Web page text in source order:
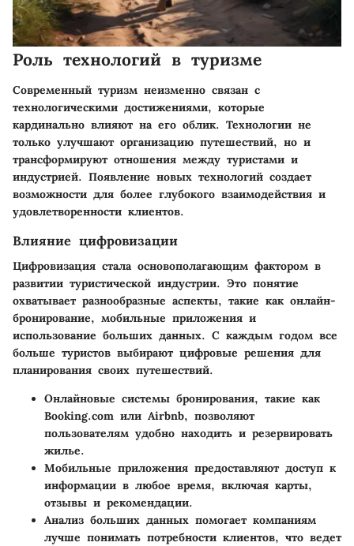
Роль технологий в туризме
Современный туризм неизменно связан с
технологическими достижениями, которые
кардинально влияют на его облик. Технологии не
только улучшают организацию путешествий, но и
трансформируют отношения между туристами и
индустрией. Появление новых технологий создает
возможности для более глубокого взаимодействия и
удовлетворенности клиентов.
Влияние цифровизации
Цифровизация стала основополагающим фактором в
развитии туристической индустрии. Это понятие
охватывает разнообразные аспекты, такие как онлайн-
бронирование, мобильные приложения и
использование больших данных. С каждым годом все
больше туристов выбирают цифровые решения для
планирования своих путешествий.
Онлайновые системы бронирования, такие как
Booking.com или Airbnb, позволяют
пользователям удобно находить и резервировать
жилье.
Мобильные приложения предоставляют доступ к
информации в любое время, включая карты,
отзывы и рекомендации.
Анализ больших данных помогает компаниям
лучше понимать потребности клиентов, что ведет